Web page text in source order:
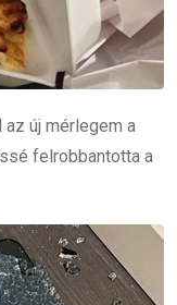
új mérlegem a
felrobbantotta a